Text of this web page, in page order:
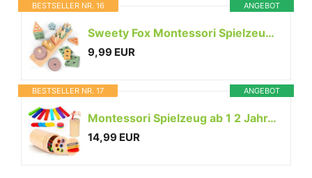
ANGEBOT
BESTSELLER NR. 16
Sweety Fox Montessori Spielzeug ab 1 Jahr - Holz Sortier & Stapelspielzeug, 1 2 3 Jahre -Aktivitäts & Entwicklungsspielzeug aus Holz in Pastellfarben – Montessori - Lernspielzeug für Kleinkinder
9,99 EUR
ANGEBOT
BESTSELLER NR. 17
Montessori Spielzeug ab 1 2 Jahr, Spielzeug ab 1 2 Jahre Farbe Sortierspiel
14,99 EUR